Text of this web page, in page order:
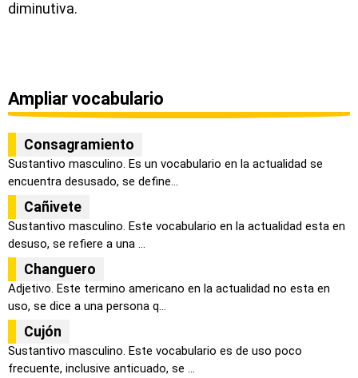
diminutiva.
Ampliar vocabulario
Consagramiento
Sustantivo masculino. Es un vocabulario en la actualidad se
encuentra desusado, se define...
Cañivete
Sustantivo masculino. Este vocabulario en la actualidad esta en
desuso, se refiere a una ...
Changuero
Adjetivo. Este termino americano en la actualidad no esta en
uso, se dice a una persona q...
Cujón
Sustantivo masculino. Este vocabulario es de uso poco
frecuente, inclusive anticuado, se ...